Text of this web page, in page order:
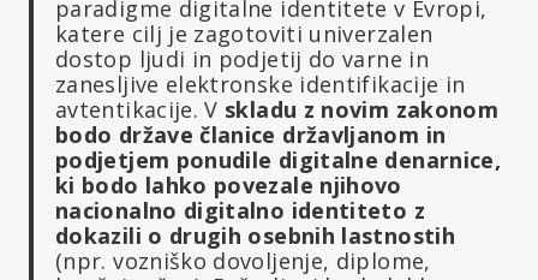
paradigme digitalne identitete v Evropi,
katere cilj je zagotoviti univerzalen
dostop ljudi in podjetij do varne in
zanesljive elektronske identifikacije in
avtentikacije. V skladu z novim zakonom
bodo države članice državljanom in
podjetjem ponudile digitalne denarnice,
ki bodo lahko povezale njihovo
nacionalno digitalno identiteto z
dokazili o drugih osebnih lastnostih
(npr. vozniško dovoljenje, diplome,